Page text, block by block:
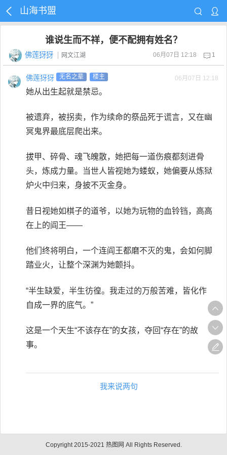
山海书盟
谁说生而不祥，便不配拥有姓名？
佛莲犽犽 网文江湖 06月07日 12:18 1
佛莲犽犽 无名之辈 楼主 06月07日 12:18
她从出生起就是禁忌。
被遗弃，被拐卖，作为续命的祭品死于谎言，又在幽
冥鬼界最底层爬出来。
拔甲、碎骨、魂飞魄散，她把每一道伤痕都刻进骨
头，炼成力量。当世人皆视她为蝼蚁，她偏要从炼狱
炉火中归来，身披不灭金身。
昔日视她如棋子的道爷，以她为玩物的血铃铛，高高
在上的阎王——
他们终将明白，一个连阎王都磨不灭的鬼，会如何脚
踏业火，让整个深渊为她颤抖。
“半生缺爱，半生彷徨。我走过的万般苦难，皆化作
自成一界的底气。”
这是一个天生“不该存在”的女孩，夺回“存在”的故
事。
我来说两句
Copyright 2015-2021 热图网 All Rights Reserved.